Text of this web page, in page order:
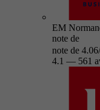
EM
note de
note de
4.1 — 561